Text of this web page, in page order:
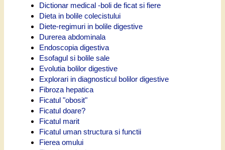
Dictionar medical -boli de ficat si fiere
Dieta in bolile colecistului
Diete-regimuri in bolile digestive
Durerea abdominala
Endoscopia digestiva
Esofagul si bolile sale
Evolutia bolilor digestive
Explorari in diagnosticul bolilor digestive
Fibroza hepatica
Ficatul "obosit"
Ficatul doare?
Ficatul marit
Ficatul uman structura si functii
Fierea omului